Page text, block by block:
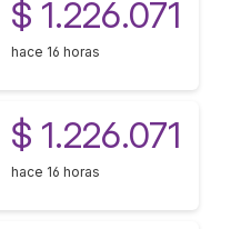
$ 1.226.071
hace 16 horas
$ 1.226.071
hace 16 horas